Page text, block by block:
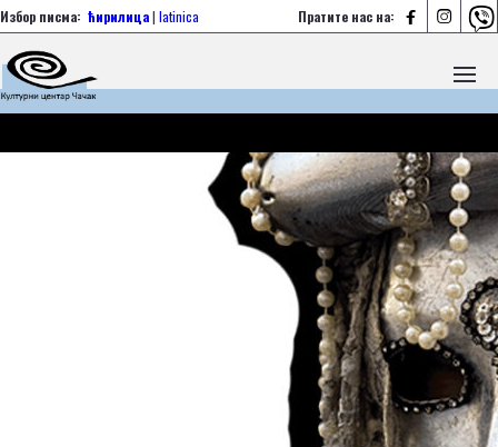
Пратите нас на:   
Избор писма: ћирилица| latinica